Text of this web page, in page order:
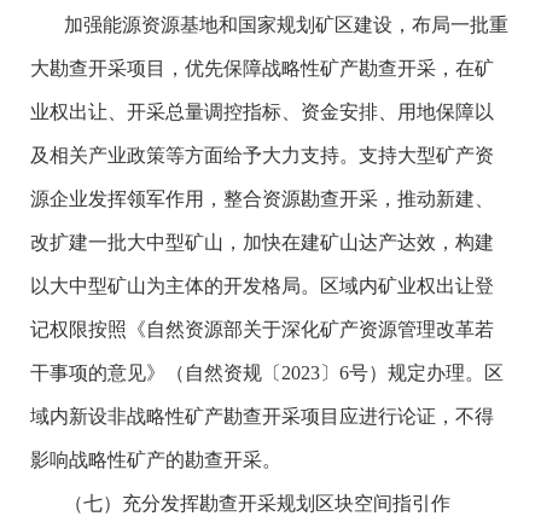
加强能源资源基地和国家规划矿区建设，布局一批重
大勘查开采项目，优先保障战略性矿产勘查开采，在矿
业权出让、开采总量调控指标、资金安排、用地保障以
及相关产业政策等方面给予大力支持。支持大型矿产资
源企业发挥领军作用，整合资源勘查开采，推动新建、
改扩建一批大中型矿山，加快在建矿山达产达效，构建
以大中型矿山为主体的开发格局。区域内矿业权出让登
记权限按照《自然资源部关于深化矿产资源管理改革若
干事项的意见》（自然资规〔2023〕6号）规定办理。区
域内新设非战略性矿产勘查开采项目应进行论证，不得
影响战略性矿产的勘查开采。
（七）充分发挥勘查开采规划区块空间指引作